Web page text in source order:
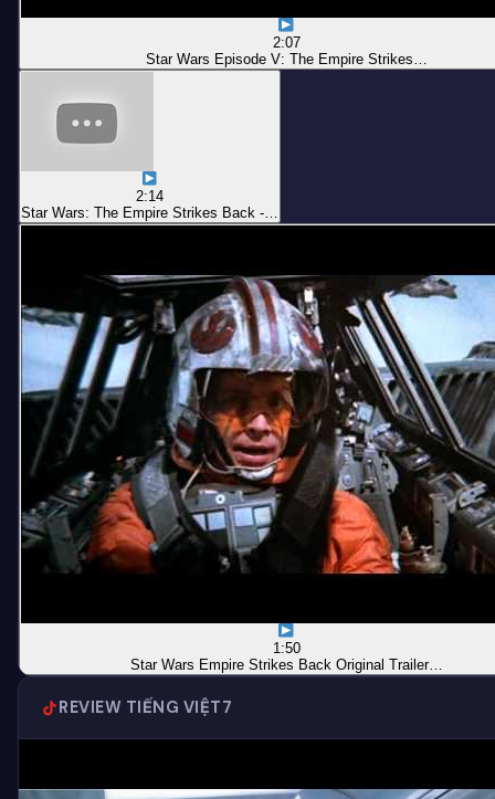
2:07
Star Wars Episode V: The Empire Strikes…
2:14
Star Wars: The Empire Strikes Back -…
1:50
Star Wars Empire Strikes Back Original Trailer…
REVIEW TIẾNG VIỆT7